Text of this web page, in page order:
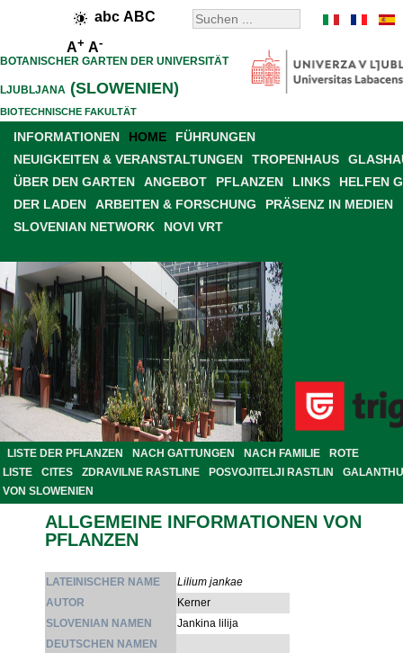
abc ABC
A+ A-
BOTANISCHER GARTEN DER UNIVERSITÄT
LJUBLJANA (SLOWENIEN)
BIOTECHNISCHE FAKULTÄT
INFORMATIONEN HOME
FÜHRUNGEN
NEUIGKEITEN & VERANSTALTUNGEN
TROPENHAUS
ÜBER DEN GARTEN
ANGEBOT PFLANZEN LINKS
HELFEN
DER LADEN
ARBEITEN & FORSCHUNG
PRÄSENZ IN MEDIEN
SLOVENIAN NETWORK
NOVI VRT
LISTE DER PFLANZEN NACH GATTUNGEN NACH FAMILIE
ROTE
LISTE
CITES ZDRAVILNE RASTLINE POSVOJITELJI RASTLIN
VON SLOWENIEN
ALLGEMEINE INFORMATIONEN VON
PFLANZEN
LATEINISCHER NAME
Lilium jankae
AUTOR
Kerner
SLOVENIAN NAMEN
Jankina lilija
DEUTSCHEN NAMEN